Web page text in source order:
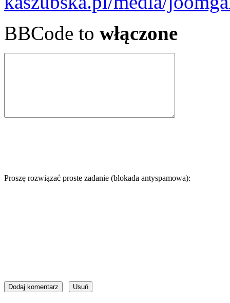
BBCode to włączone
Proszę rozwiązać proste zadanie (blokada antyspamowa):